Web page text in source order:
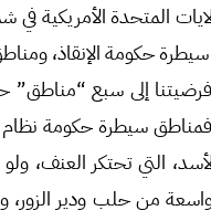
المتحدة
حكومة الإنقاذ،
فرضيتنا إلى سبع
فمناطق سيطرة حكومة
التي تحتكر العنف،
من حلب ودير الزور،